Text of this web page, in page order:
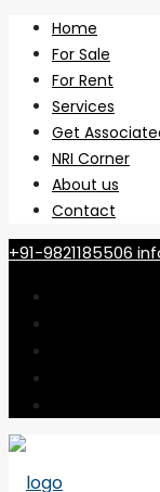
Home
For Sale
For Rent
Services
Get
NRI Corner
About us
Contact
+91-9821185506